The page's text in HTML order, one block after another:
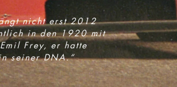
nicht erst 2012
in den 1920 mit
Frey, er hatte
seiner DNA.“